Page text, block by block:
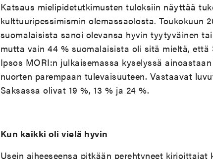
Katsaus mielipidetutkimusten tuloksiin näyttää
kulttuuripessimismin olemassaolosta. Toukokuun
suomalaisista sanoi olevansa hyvin tyytyväinen
mutta vain 44 % suomalaisista oli sitä mieltä, että
Ipsos MORI:n julkaisemassa kyselyssä
nuorten parempaan tulevaisuuteen. Vastaavat
Saksassa olivat 19 %, 13 % ja 24 %.
Kun kaikki oli vielä hyvin
Usein aiheeseensa pitkään perehtyneet